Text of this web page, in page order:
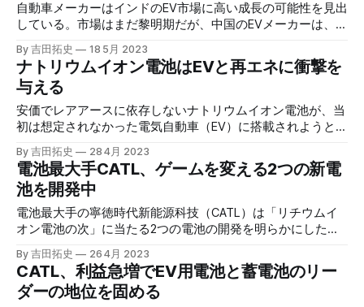
自動車メーカーはインドのEV市場に高い成長の可能性を見出
している。市場はまだ黎明期だが、中国のEVメーカーは、ス
マートフォンでの勝利を再現しようと潜在的な巨大市場参入
の機を伺っている。
By 吉田拓史 18 5月 2023
ナトリウムイオン電池はEVと再エネに衝撃を
与える
安価でレアアースに依存しないナトリウムイオン電池が、当
初は想定されなかった電気自動車（EV）に搭載されようとし
ている。再エネのエネルギー貯蔵のコストも下げることも予
想され、ゲームチェンジャーの様相だ。
By 吉田拓史 28 4月 2023
電池最大手CATL、ゲームを変える2つの新電
池を開発中
電池最大手の寧徳時代新能源科技（CATL）は「リチウムイ
オン電池の次」に当たる2つの電池の開発を明らかにした。
公表された性能が実現されるなら、ゲームは大きく変わる。
By 吉田拓史 26 4月 2023
CATL、利益急増でEV用電池と蓄電池のリー
ダーの地位を固める